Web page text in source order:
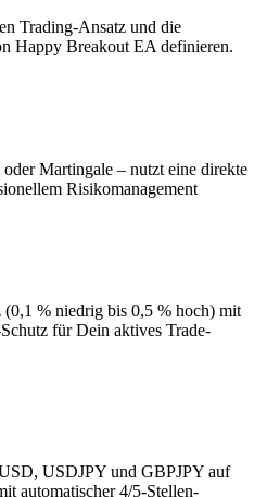
Trading-Ansatz und die
Happy Breakout EA definieren.
Martingale – nutzt eine direkte
Risikomanagement
(0,1 % niedrig bis 0,5 % hoch) mit
für Dein aktives Trade-
USDJPY und GBPJPY auf
automatischer 4/5-Stellen-